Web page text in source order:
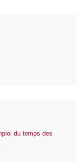
du temps des